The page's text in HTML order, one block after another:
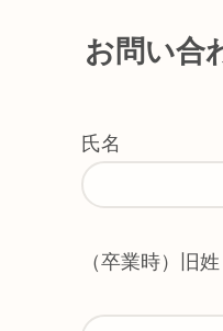
お問い合
氏名
（卒業時）旧姓